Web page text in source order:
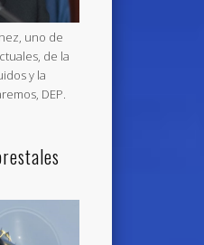
uno de
de la
y la
DEP.